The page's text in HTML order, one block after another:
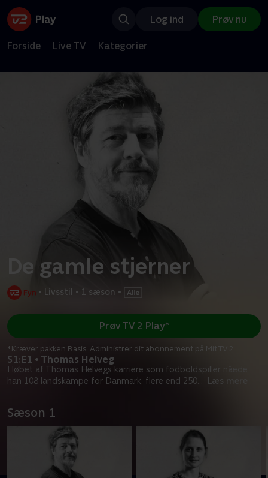
Log ind Prøv nu
Forside Live TV Kategorier
De gamle stjerner
• Livsstil • 1 sæson •
S1:E1 • Thomas Helveg
I løbet af Thomas Helvegs karriere som fodboldspiller nåede
han 108 landskampe for Danmark, flere end 250... Læs mere
Prøv TV 2 Play*
*Kræver pakken Basis. Administrer dit abonnement på Mit TV 2.
Sæson 1